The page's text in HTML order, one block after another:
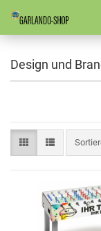
Design und